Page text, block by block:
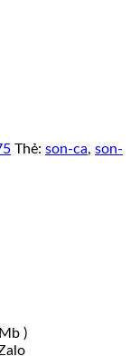
Thẻ: son-ca, son-
)